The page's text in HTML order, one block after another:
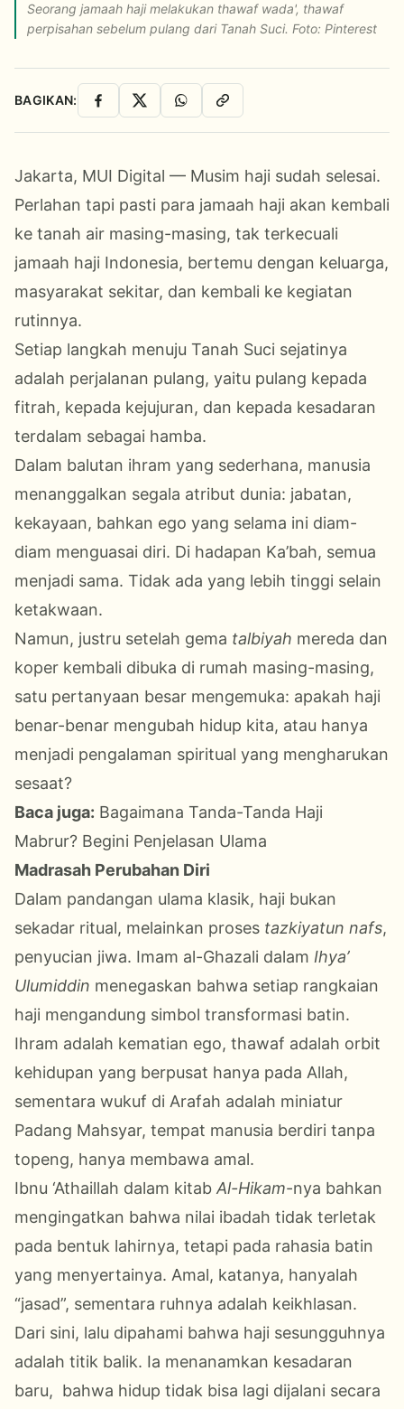
Seorang jamaah haji melakukan thawaf wada', thawaf
perpisahan sebelum pulang dari Tanah Suci. Foto: Pinterest
BAGIKAN: Facebook
X WhatsAppSalin Link
Jakarta, MUI Digital — Musim haji sudah selesai.
Perlahan tapi pasti para jamaah haji akan kembali
ke tanah air masing-masing, tak terkecuali
jamaah haji Indonesia, bertemu dengan keluarga,
masyarakat sekitar, dan kembali ke kegiatan
rutinnya.
Setiap langkah menuju Tanah Suci sejatinya
adalah perjalanan pulang, yaitu pulang kepada
fitrah, kepada kejujuran, dan kepada kesadaran
terdalam sebagai hamba.
Dalam balutan ihram yang sederhana, manusia
menanggalkan segala atribut dunia: jabatan,
kekayaan, bahkan ego yang selama ini diam-
diam menguasai diri. Di hadapan Ka’bah, semua
menjadi sama. Tidak ada yang lebih tinggi selain
ketakwaan.
Namun, justru setelah gema talbiyah mereda dan
koper kembali dibuka di rumah masing-masing,
satu pertanyaan besar mengemuka: apakah haji
benar-benar mengubah hidup kita, atau hanya
menjadi pengalaman spiritual yang mengharukan
sesaat?
Baca juga: Bagaimana Tanda-Tanda Haji
Mabrur? Begini Penjelasan Ulama
Madrasah Perubahan Diri
Dalam pandangan ulama klasik, haji bukan
sekadar ritual, melainkan proses tazkiyatun nafs,
penyucian jiwa. Imam al-Ghazali dalam Ihya’
Ulumiddin menegaskan bahwa setiap rangkaian
haji mengandung simbol transformasi batin.
Ihram adalah kematian ego, thawaf adalah orbit
kehidupan yang berpusat hanya pada Allah,
sementara wukuf di Arafah adalah miniatur
Padang Mahsyar, tempat manusia berdiri tanpa
topeng, hanya membawa amal.
Ibnu ‘Athaillah dalam kitab Al-Hikam-nya bahkan
mengingatkan bahwa nilai ibadah tidak terletak
pada bentuk lahirnya, tetapi pada rahasia batin
yang menyertainya. Amal, katanya, hanyalah
“jasad”, sementara ruhnya adalah keikhlasan.
Dari sini, lalu dipahami bahwa haji sesungguhnya
adalah titik balik. Ia menanamkan kesadaran
baru, bahwa hidup tidak bisa lagi dijalani secara